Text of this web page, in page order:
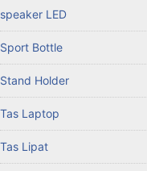
speaker LED
Sport Bottle
Stand Holder
Tas Laptop
Tas Lipat